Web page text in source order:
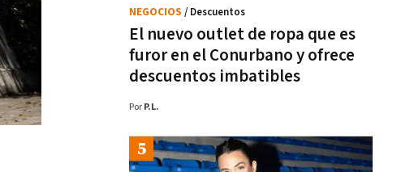
El nuevo outlet de ropa que es
furor en el Conurbano y ofrece
descuentos imbatibles
NEGOCIOS / Descuentos
Por P.L.